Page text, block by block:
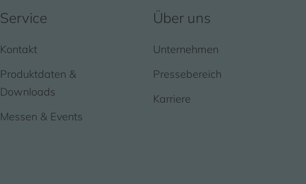
Service
Kontakt
Produktdaten &
Downloads
Messen & Events
Über uns
Unternehmen
Pressebereich
Karriere